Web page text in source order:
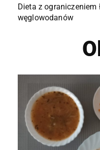
Dieta z ograniczeniem
węglowodanów